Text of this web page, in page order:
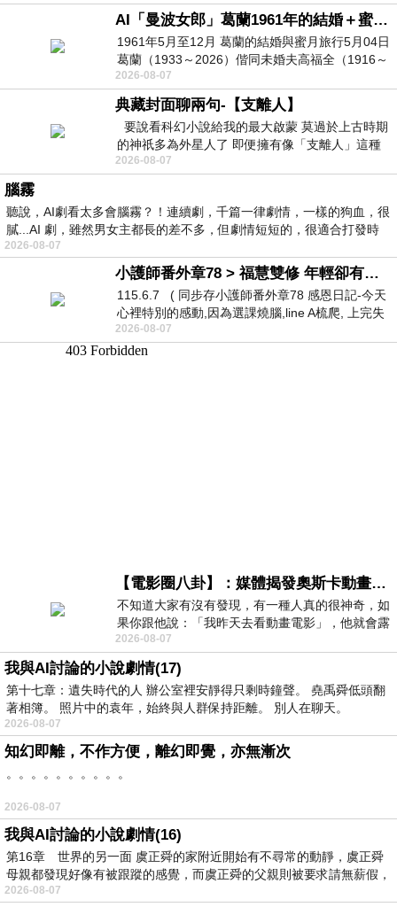
AI「曼波女郎」葛蘭1961年的結婚＋蜜月旅行 #戀上老電影 #葛蘭 #粟子
1961年5月至12月 葛蘭的結婚與蜜月旅行5月04日
葛蘭（1933～2026）偕同未婚夫高福全（1916～
2004）乘郵輪赴倫敦6月15日於英國倫敦St.S
2026-08-07
典藏封面聊兩句-【支離人】
要說看科幻小說給我的最大啟蒙 莫過於上古時期
的神祇多為外星人了 即便擁有像「支離人」這種
驚世駭俗的神通法門 也未必讀
2026-08-07
腦霧
聽說，AI劇看太多會腦霧？！連續劇，千篇一律劇情，一樣的狗血，很
膩...AI 劇，雖然男女主都長的差不多，但劇情短短的，很適合打發時
2026-08-07
小護師番外章78 > 福慧雙修 年輕卻有個老靈魂 ㄑ金剛經〉podcast
115.6.7 ( 同步存小護師番外章78 感恩日記-今天
心裡特別的感動,因為選課燒腦,line A梳爬, 上完失
智課的她,特來傾
2026-08-07
【電影圈八卦】：媒體揭發奧斯卡動畫項目投票醜聞！好萊塢為什麼看不起動畫電影？
不知道大家有沒有發現，有一種人真的很神奇，如
果你跟他說：「我昨天去看動畫電影」，他就會露
出一種慈祥的微笑，然後問你是不是陪小
2026-08-07
我與AI討論的小說劇情(17)
第十七章：遺失時代的人 辦公室裡安靜得只剩時鐘聲。 堯禹舜低頭翻
著相簿。 照片中的袁年，始終與人群保持距離。 別人在聊天。
2026-08-07
知幻即離，不作方便，離幻即覺，亦無漸次
。。。。。。。。。。
2026-08-07
我與AI討論的小說劇情(16)
第16章 世界的另一面 虞正舜的家附近開始有不尋常的動靜，虞正舜
母親都發現好像有被跟蹤的感覺，而虞正舜的父親則被要求請無薪假，
2026-08-07